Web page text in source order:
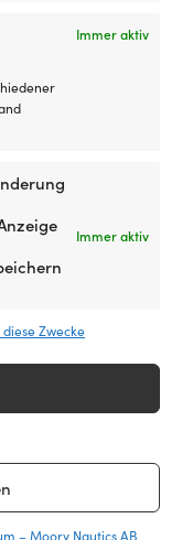
Immer aktiv
Immer aktiv
Zwecke
– Moory Nautics AB
Preis
169,99 €
Preis
Helly Hansen Crew
Preis
199,99 €
Preis